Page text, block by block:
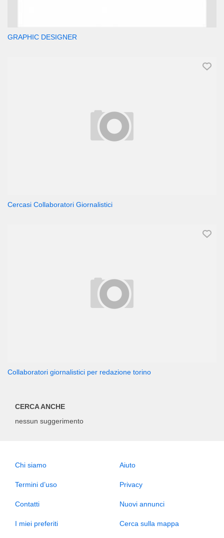
GRAPHIC DESIGNER
Cercasi Collaboratori Giornalistici
Collaboratori giornalistici per redazione torino
CERCA ANCHE
nessun suggerimento
Chi siamo Aiuto
Termini d’uso Privacy
Contatti Nuovi annunci
I miei preferiti Cerca sulla mappa